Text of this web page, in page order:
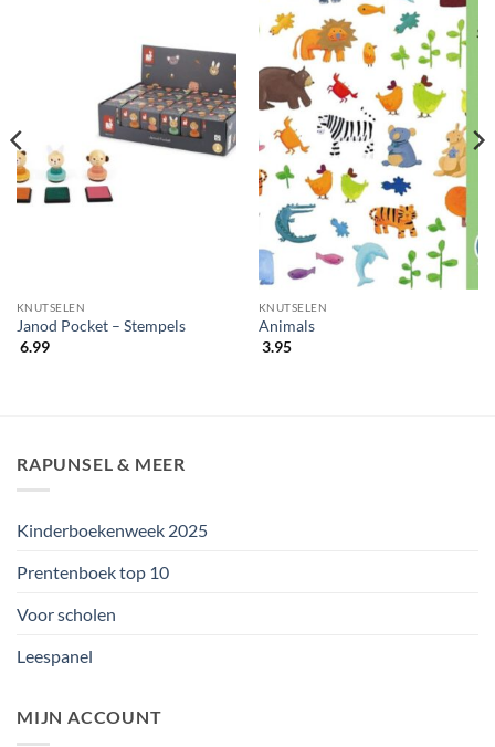
KNUTSELEN
Janod Pocket – Stempels
6.99
KNUTSELEN
Animals
3.95
RAPUNSEL & MEER
Kinderboekenweek 2025
Prentenboek top 10
Voor scholen
Leespanel
MIJN ACCOUNT